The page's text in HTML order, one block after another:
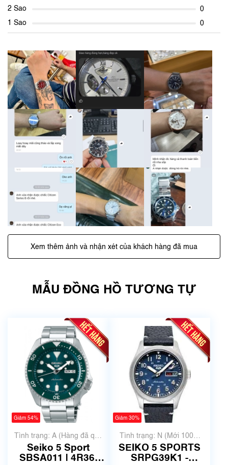
2 Sao
0
1 Sao
0
Xem thêm ảnh và nhận xét của khách hàng đã mua
MẪU ĐỒNG HỒ TƯƠNG TỰ
Giảm 54%
Tình trạng: A (Hàng đã qua
sử dụng nhưng rất đẹp,
không có xước)
Seiko 5 Sport
SBSA011 | 4R36-
Giảm 30%
Tình trạng: N (Mới 100%
chưa qua sử dụng)
SEIKO 5 SPORTS
SRPG39K1 -